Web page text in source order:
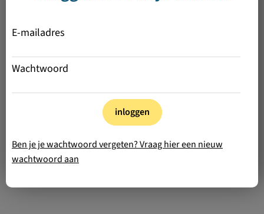
E-mailadres
Wachtwoord
inloggen
Ben je je wachtwoord vergeten? Vraag hier een nieuw
wachtwoord aan